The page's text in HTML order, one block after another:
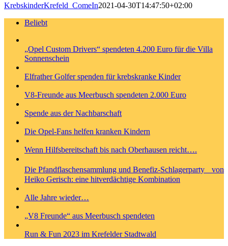
KrebskinderKrefeld_ComeIn2021-04-30T14:47:50+02:00
Beliebt
„Opel Custom Drivers“ spendeten 4.200 Euro für die Villa
Sonnenschein
Elfrather Golfer spenden für krebskranke Kinder
V8-Freunde aus Meerbusch spendeten 2.000 Euro
Spende aus der Nachbarschaft
Die Opel-Fans helfen kranken Kindern
Wenn Hilfsbereitschaft bis nach Oberhausen reicht….
Die Pfandflaschensammlung und Benefiz-Schlagerparty von
Heiko Gerisch: eine hitverdächtige Kombination
Alle Jahre wieder…
„V8 Freunde“ aus Meerbusch spendeten
Run & Fun 2023 im Krefelder Stadtwald